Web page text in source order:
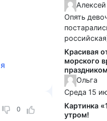
0
Алексей
Опять
Красивая
морского
Ольга
Среда 15
Картинка
утром!